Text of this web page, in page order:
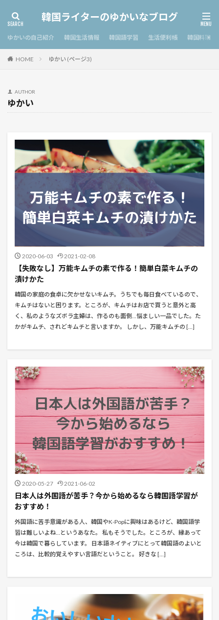
韓国ライターのゆかいなブログ
ゆかいの自己紹介 韓国生活情報 韓国語学習 生活便利帳 韓国料理
HOME ゆかい (ページ3)
AUTHOR
ゆかい
2020-06-03 2021-02-08
【失敗なし】万能キムチの素で作る！簡単白菜キムチの
漬けかた
韓国の家庭の食卓に欠かせないキムチ。うちでも毎日食べているので、
キムチはないと困ります。ところが、キムチはお店で買うと意外と高
く、私のようなズボラ主婦は、作るのも面倒…悩ましい一品でした。た
かがキムチ、されどキムチと言いますか。 しかし、万能キムチの […]
2020-05-27 2021-06-02
日本人は外国語が苦手？今から始めるなら韓国語学習が
おすすめ！
外国語に苦手意識がある人、韓国やK-Popに興味はあるけど、韓国語学
習は難しいよね…というあなた。 私もそうでした。ところが、縁あって
今は韓国で暮らしています。 日本語ネイティブにとって韓国語のよいと
ころは、比較的覚えやすい言語だということ。 好きな […]